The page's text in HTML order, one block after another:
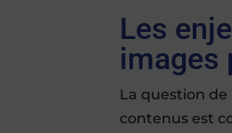
Les
images
La question de
contenus est